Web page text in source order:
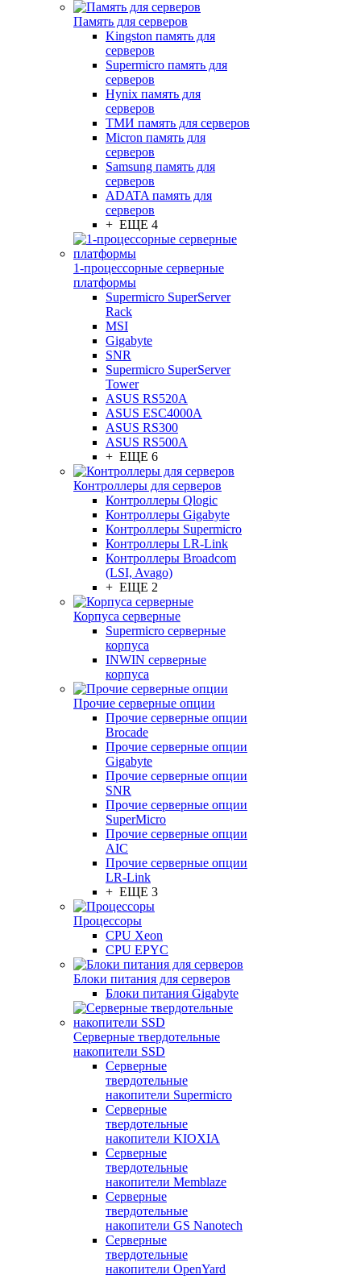
Память для серверов
Kingston память для
серверов
Supermicro память для
серверов
Hynix память для
серверов
ТМИ память для серверов
Micron память для
серверов
Samsung память для
серверов
ADATA память для
серверов
+ ЕЩЕ 4
1-процессорные серверные
платформы
Supermicro SuperServer
Rack
MSI
Gigabyte
SNR
Supermicro SuperServer
Tower
ASUS RS520A
ASUS ESC4000A
ASUS RS300
ASUS RS500A
+ ЕЩЕ 6
Контроллеры для серверов
Контроллеры Qlogic
Контроллеры Gigabyte
Контроллеры Supermicro
Контроллеры LR-Link
Контроллеры Broadcom
(LSI, Avago)
+ ЕЩЕ 2
Корпуса серверные
Supermicro серверные
корпуса
INWIN серверные
корпуса
Прочие серверные опции
Прочие серверные опции
Brocade
Прочие серверные опции
Gigabyte
Прочие серверные опции
SNR
Прочие серверные опции
SuperMicro
Прочие серверные опции
AIC
Прочие серверные опции
LR-Link
+ ЕЩЕ 3
Процессоры
CPU Xeon
CPU EPYC
Блоки питания для серверов
Блоки питания Gigabyte
Серверные твердотельные
накопители SSD
Cерверные
твердотельные
накопители Supermicro
Cерверные
твердотельные
накопители KIOXIA
Cерверные
твердотельные
накопители Memblaze
Cерверные
твердотельные
накопители GS Nanotech
Серверные
твердотельные
накопители OpenYard